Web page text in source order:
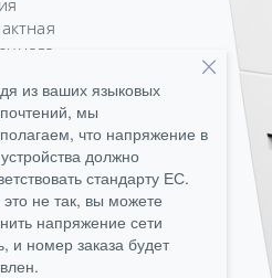
PRO
и 0,8 кВт
из ваших языковых
мы
что напряжение в
должно
стандарту ЕС.
не так, вы можете
напряжение сети
и номер заказа будет